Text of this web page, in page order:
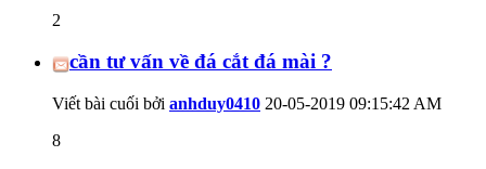
2
cần tư vấn về đá cắt đá mài ?
Viết bài cuối bởi anhduy0410 20-05-2019 09:15:42 AM
8